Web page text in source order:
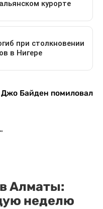
Джо Байден помиловал
Алматы:
неделю